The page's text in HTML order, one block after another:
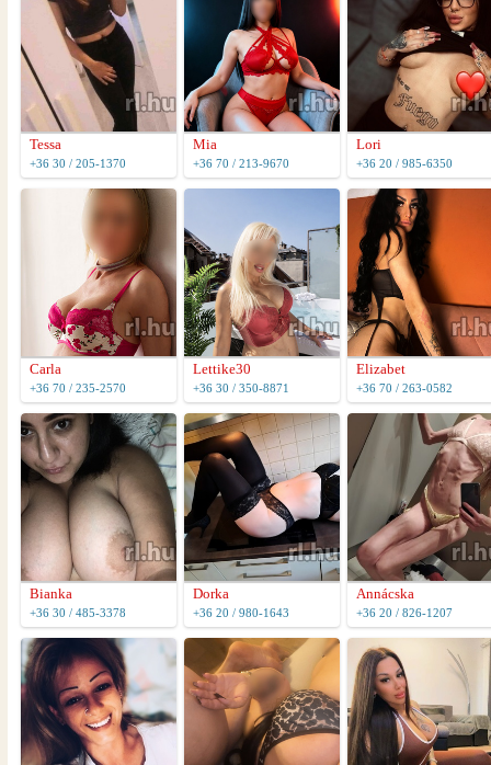
Tessa
+36 30 / 205-1370
Mia
+36 70 / 213-9670
Lori
+36 20 / 985-6350
Carla
+36 70 / 235-2570
Lettike30
+36 30 / 350-8871
Elizabet
+36 70 / 263-0582
Bianka
+36 30 / 485-3378
Dorka
+36 20 / 980-1643
Annácska
+36 20 / 826-1207